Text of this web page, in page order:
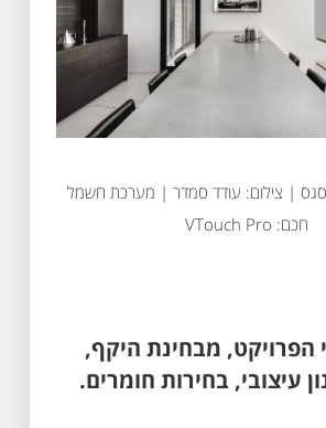
סגס | צילום: עודד סמדר | מערכת חשמל
חכם: VTouch Pro
הפרויקט, מבחינת היקף,
עיצובי, בחירות חומרים.